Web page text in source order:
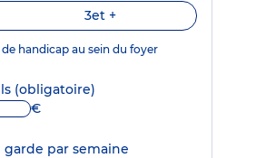
3et +
handicap au sein du foyer
(obligatoire)
€
par semaine